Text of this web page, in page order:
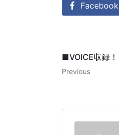
Facebook
■VOICE収録！
Previous